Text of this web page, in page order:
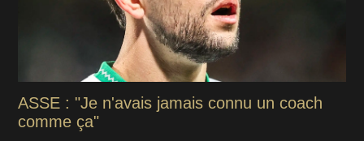
ASSE : "Je n'avais jamais connu un coach
comme ça"